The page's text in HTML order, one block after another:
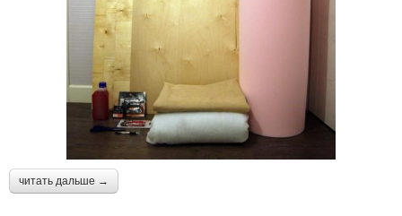
читать дальше →